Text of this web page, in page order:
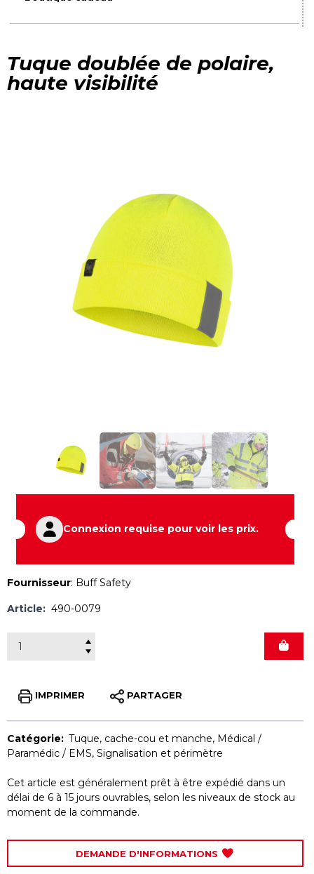
Tuque doublée de polaire,
haute visibilité
Connexion requise pour voir les prix.
Fournisseur: Buff Safety
Article: 490-0079
IMPRIMER PARTAGER
Catégorie: Tuque, cache-cou et manche, Médical /
Paramédic / EMS, Signalisation et périmètre
Cet article est généralement prêt à être expédié dans un
délai de 6 à 15 jours ouvrables, selon les niveaux de stock au
moment de la commande.
DEMANDE D'INFORMATIONS